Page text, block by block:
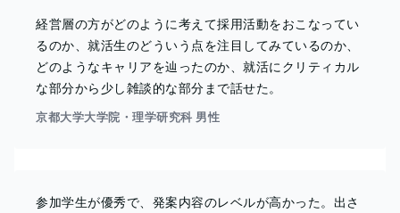
経営層の方がどのように考えて採用活動をおこなってい
るのか、就活生のどういう点を注目してみているのか、
どのようなキャリアを辿ったのか、就活にクリティカル
な部分から少し雑談的な部分まで話せた。
京都大学大学院・理学研究科 男性
参加学生が優秀で、発案内容のレベルが高かった。出さ